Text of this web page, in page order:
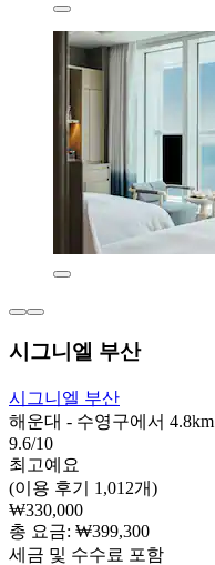
시그니엘 부산
시그니엘 부산
해운대 - 수영구에서 4.8km
9.6/10
최고예요
(이용 후기 1,012개)
₩330,000
총 요금: ₩399,300
세금 및 수수료 포함